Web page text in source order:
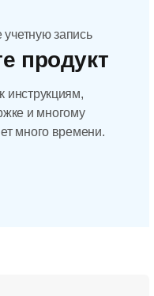
запись
продукт
инструкциям,
и многому
много времени.